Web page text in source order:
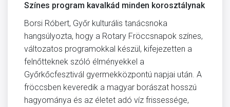
Színes program kavalkád minden korosztálynak
Borsi Róbert, Győr kulturális tanácsnoka
hangsúlyozta, hogy a Rotary Fröccsnapok színes,
változatos programokkal készül, kifejezetten a
felnőtteknek szóló élményekkel a
Győrkőcfesztivál gyermekközpontú napjai után. A
fröccsben keveredik a magyar borászat hosszú
hagyománya és az életet adó víz frissessége,